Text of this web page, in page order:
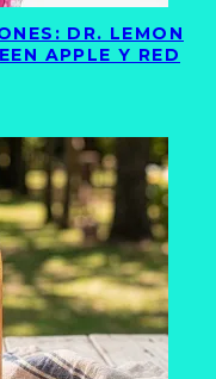
DR. LEMON
APPLE Y RED